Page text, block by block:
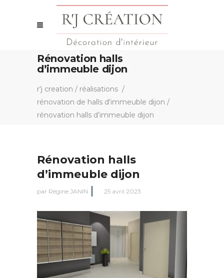
Rénovation halls
d’immeuble dijon
r'j creation / réalisations /
rénovation de halls d'immeuble dijon /
rénovation halls d’immeuble dijon
Rénovation halls
d’immeuble dijon
par Régine JANIN 25 avril 2023